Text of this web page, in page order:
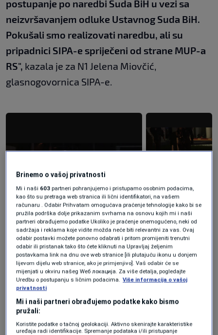
postupanje po naredbi Suda BiH u vezi sa
neizvršavanjem odluke Ustavnog Suda BiH.
Pokušali smo realizovati naredbu, ali su
pripadnici SIPA-e spriječeni od strane MUP-a
RS", kazala je za N1 Jelena Miovčić,
glasnogovornica SIPA-e.
+ 2
POGLEDAJTE GALERIJU
Prema informacijama sa terena inspektori
SIPA-e pokušali su uručiti nalog Miloradu
Dodiku, ali nakon verbalnog duela sa
Brinemo o vašoj privatnosti
Mi i naši 603 partneri pohranjujemo i pristupamo osobnim podacima,
kao što su pretraga web stranica ili lični identifikatori, na vašem
računaru . Odabir Prihvatam omogućava praćenje tehnologije kako bi se
pružila podrška dolje prikazanim svrhama na osnovu kojih mi i naši
partneri obrađujemo podatke Ukoliko je praćenje onemogućeno, neki od
sadržaja i reklama koje vidite možda neće biti relevantni za vas. Ovaj
odabir postavki možete ponovno odabrati i pritom promijeniti trenutni
odabir ili pristanak tako što ćete kliknuti na Upravljaj željenim
postavkama link na dnu ove web stranice [ili plutajuću ikonu u donjem
lijevom dijelu web stranice, ako je primjenjivo]. Vaš odabir će se
mijenjati u okviru našeg Wеб локација. Za više detalja, pogledajte
Uredbu o postupanju s ličnim podacima. Više informacija o vašoj
privatnosti
Mi i naši partneri obrađujemo podatke kako bismo
pružali:
Koristite podatke o tačnoj geolokaciji. Aktivno skenirajte karakteristike
uređaja radi identifikacije. Spremanje podataka i/ili pristupanje